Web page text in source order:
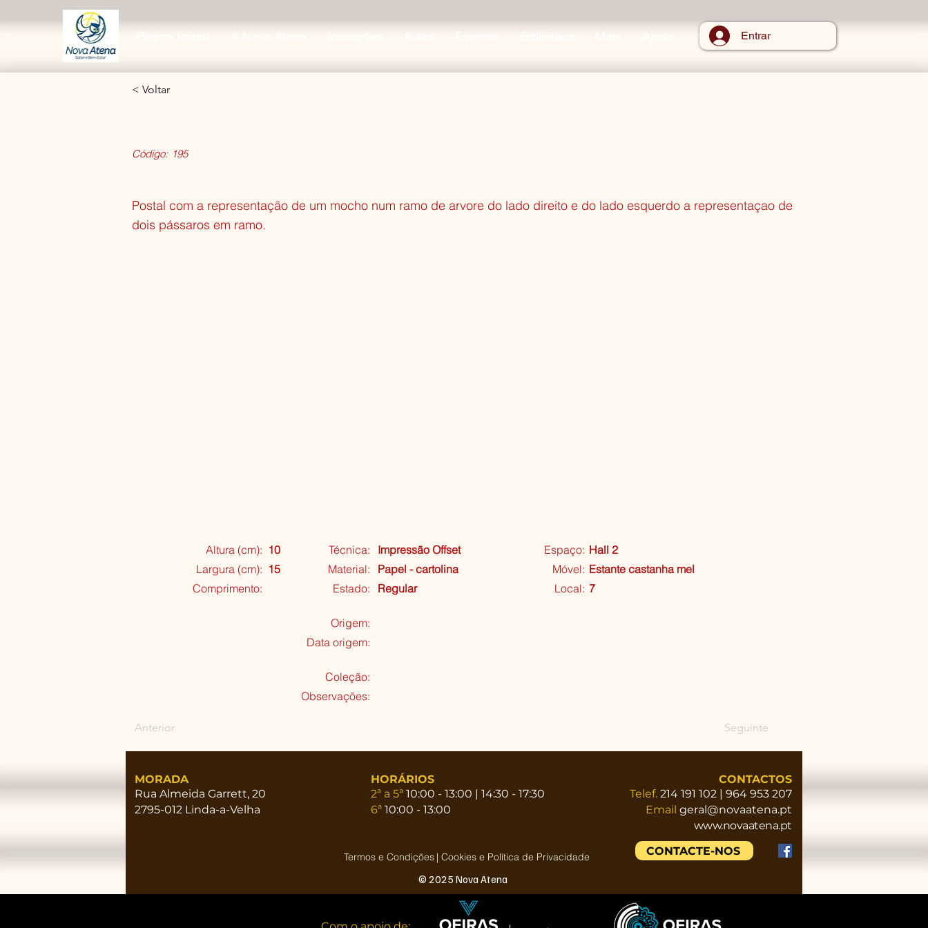
Entrar
< Voltar
Código: 195
Postal com a representação de um mocho num ramo de arvore do lado direito e do lado esquerdo a representaçao de
dois pássaros em ramo.
Altura (cm):
Largura (cm):
Comprimento:
Anterior
10
15
Técnica:
Material:
Estado:
Impressão Offset
Papel - cartolina
Regular
Espaço:
Móvel:
Local:
Hall 2
Estante castanha mel
7
Origem:
Data origem:
Coleção:
Observações:
Seguinte
MORADA
Rua Almeida Garrett, 20
2795-012 Linda-a-Velha
HORÁRIOS
2ª a 5ª 10:00 - 13:00 | 14:30 - 17:30
6ª 10:00 - 13:00
Termos e Condições | Cookies e Política de Privacidade
CONTACTOS
Telef. 214 191 102 | 964 953 207
Email geral@novaatena.pt
www.novaatena.pt
CONTACTE-NOS
© 2025 Nova Atena